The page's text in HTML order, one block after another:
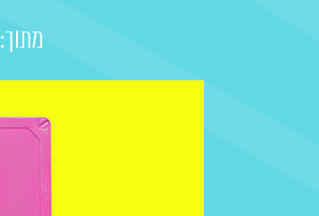
מתוך: